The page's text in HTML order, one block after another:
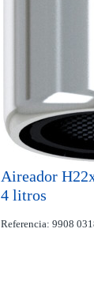
Aireador
4 litros
Referencia: 9908